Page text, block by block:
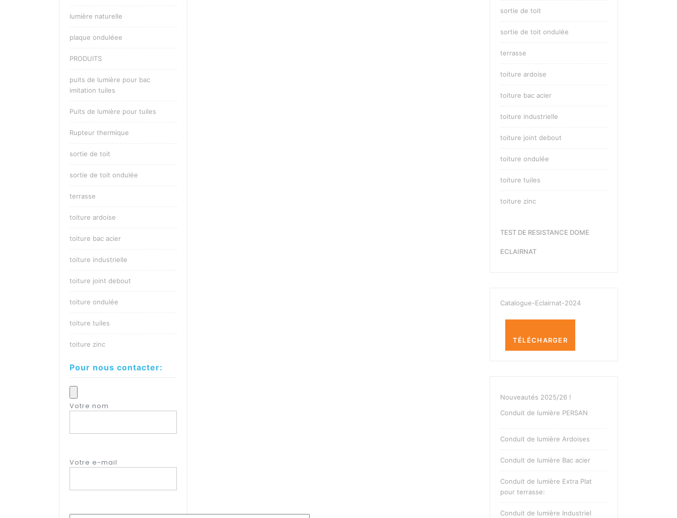
lumière naturelle
plaque onduléee
PRODUITS
puits de lumière pour bac
imitation tuiles
Puits de lumière pour tuiles
Rupteur thermique
sortie de toit
sortie de toit ondulée
terrasse
toiture ardoise
toiture bac acier
toiture industrielle
toiture joint debout
toiture ondulée
toiture tuiles
toiture zinc
Pour nous contacter:
Votre nom
Votre e-mail
sortie de toit
sortie de toit ondulée
terrasse
toiture ardoise
toiture bac acier
toiture industrielle
toiture joint debout
toiture ondulée
toiture tuiles
toiture zinc
TEST DE RESISTANCE DOME
ECLAIRNAT
Catalogue-Eclairnat-2024
TÉLÉCHARGER
Nouveautés 2025/26 !
Conduit de lumière PERSAN
Conduit de lumière Ardoises
Conduit de lumière Bac acier
Conduit de lumière Extra Plat
pour terrasse:
Conduit de lumière Industriel